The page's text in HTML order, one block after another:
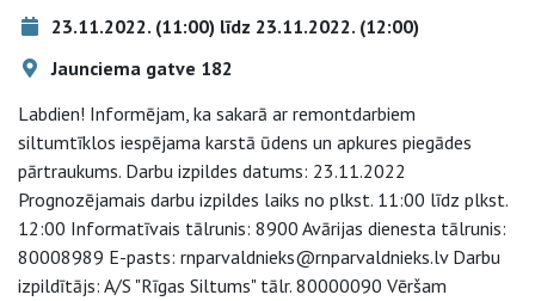
23.11.2022. (11:00) līdz 23.11.2022. (12:00)
Jaunciema gatve 182
Labdien! Informējam, ka sakarā ar remontdarbiem
siltumtīklos iespējama karstā ūdens un apkures piegādes
pārtraukums. Darbu izpildes datums: 23.11.2022
Prognozējamais darbu izpildes laiks no plkst. 11:00 līdz plkst.
12:00 Informatīvais tālrunis: 8900 Avārijas dienesta tālrunis:
80008989 E-pasts: rnparvaldnieks@rnparvaldnieks.lv Darbu
izpildītājs: A/S "Rīgas Siltums" tālr. 80000090 Vēršam